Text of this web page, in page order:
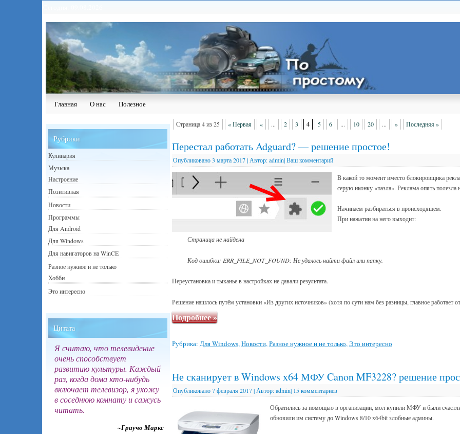
Главная О нас Полезное
Страница 4 из 25 « Первая « ... 2 3 4 5 6 ... 10 20 ... » Последняя »
Перестал работать Adguard? — решение простое!
Опубликовано 3 марта 2017|Автор: admin| Ваш комментарий
В какой то момент вместо блокировщика
серую иконку «пазла». Реклама опять полезла
Начинаем разбираться в происходящем.
При нажатии на него выходит:
Страница не найдена
Код ошибки: ERR_FILE_NOT_FOUND: Не удалось найти файл или папку.
Переустановка и тыканье в настройках не давали результата.
Решение нашлось путём установки «Из других источников» (хотя по сути нам без разницы, главное работает
Подробнее»
Рубрика: Для Windows,Новости,Разное нужное и не только,Это интересно
Не сканирует в Windows x64 МФУ Canon MF3228? решение
Опубликовано 7 февраля 2017| Автор: admin| 15 комментариев
Обратились за помощью в организации, мол купили МФУ и были
обновили им систему до Windows 8/10 x64bit злобные админы.
Рубрики
Кулинария
Музыка
Настроение
Позитивная
Новости
Программы
Для Android
Для Windows
Для навигаторов на WinCE
Разное нужное и не только
Хобби
Это интересно
Цитата
Я считаю, что телевидение
очень способствует
развитию культуры. Каждый
раз, когда дома кто-нибудь
включает телевизор, я ухожу
в соседнюю комнату и сажусь
читать.
~Граучо Маркс